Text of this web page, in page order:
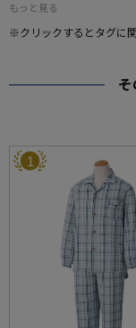
もっと見る
※クリックするとタグに
1